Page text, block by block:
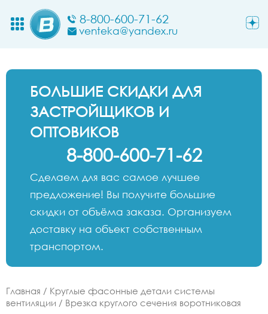
8-800-600-71-62
venteka@yandex.ru
БОЛЬШИЕ СКИДКИ ДЛЯ
ЗАСТРОЙЩИКОВ И
ОПТОВИКОВ
8-800-600-71-62
Сделаем для вас самое лучшее
предложение! Вы получите большие
скидки от объёма заказа. Организуем
доставку на объект собственным
транспортом.
Главная / Круглые фасонные детали системы
вентиляции / Врезка круглого сечения воротниковая